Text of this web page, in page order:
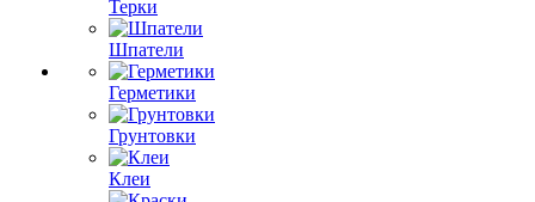
Терки
Шпатели
Герметики
Грунтовки
Клеи